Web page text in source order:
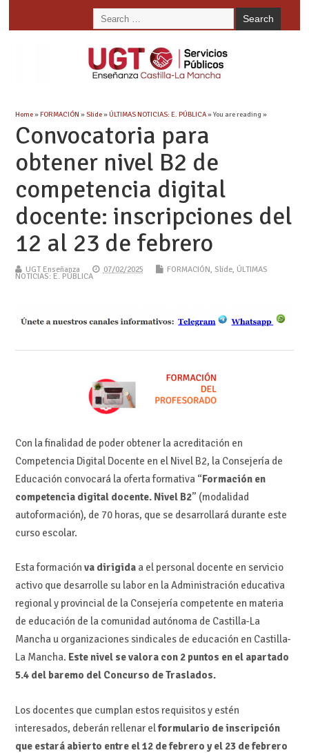
Home»FORMACIÓN »Slide»ÚLTIMAS NOTICIAS: E. PÚBLICA» You are reading »
Convocatoria para
obtener nivel B2 de
competencia digital
docente: inscripciones del
12 al 23 de febrero
UGT Enseñanza 07/02/2025 FORMACIÓN, Slide, ÚLTIMAS
NOTICIAS: E. PÚBLICA
Con la finalidad de poder obtener la acreditación en
Competencia Digital Docente en el Nivel B2, la Consejería de
Educación convocará la oferta formativa “Formación en
competencia digital docente. Nivel B2” (modalidad
autoformación), de 70 horas, que se desarrollará durante este
curso escolar.
Esta formación va dirigidaa el personal docente en servicio
activo que desarrolle su labor en la Administración educativa
regional y provincial de la Consejería competente en materia
de educación de la comunidad autónoma de Castilla-La
Mancha u organizaciones sindicales de educación en Castilla-
La Mancha. Este nivel se valora con 2 puntos en el apartado
5.4 del baremo del Concurso de Traslados.
Los docentes que cumplan estos requisitos y estén
interesados, deberán rellenar elformulario de inscripción
que estará abierto entre el 12 de febrero y el 23 de febrero